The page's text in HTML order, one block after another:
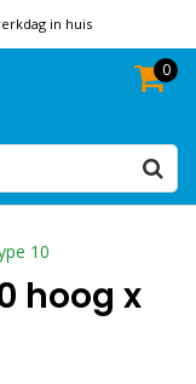
in huis
0
10
hoog x